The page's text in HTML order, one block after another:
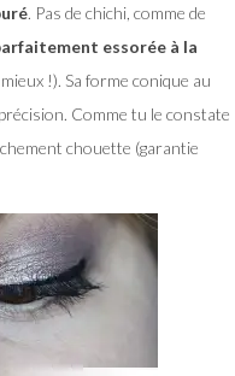
. Pas de chichi, comme de
essorée à la
!). Sa forme conique au
Comme tu le constate
chouette (garantie